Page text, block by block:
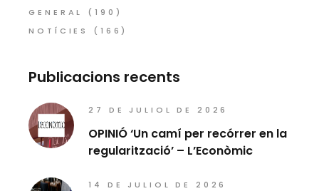
GENERAL
(190)
NOTÍCIES
(166)
Publicacions recents
27 DE JULIOL DE 2026
OPINIÓ ‘Un camí per recórrer en la
regularització’ – L’Econòmic
14 DE JULIOL DE 2026